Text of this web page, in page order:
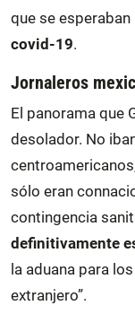
que se
covid-19.
Jornaleros
El panorama que
desolador. No
sólo eran
contingencia
definitivamente
la aduana para
extranjero”.